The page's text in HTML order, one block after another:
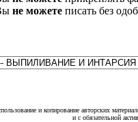
не можете писать без
и копирование авторских
и с обязательной